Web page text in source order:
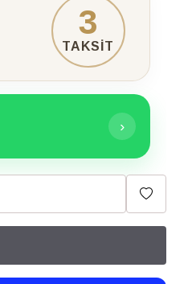
3
TAKSİT
›